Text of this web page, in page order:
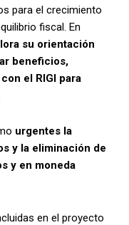
para el crecimiento
fiscal. En
su orientación
beneficios,
el RIGI para
urgentes la
y la eliminación de
y en moneda
en el proyecto